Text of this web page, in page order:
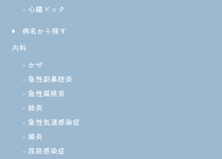
心臓ドック
病名から探す
内科
かぜ
急性副鼻腔炎
急性扁桃炎
肺炎
急性気道感染症
腸炎
尿路感染症